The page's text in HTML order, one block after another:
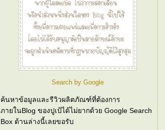
Search by Google
ค้นหาข้อมูลและรีวิวผลิตภัณฑ์ที่ต้องการ
ภายในBlog ของปูเป้ได้ไม่ยากด้วย Google Search
Box ด้านล่างนี้เลยขอรับ